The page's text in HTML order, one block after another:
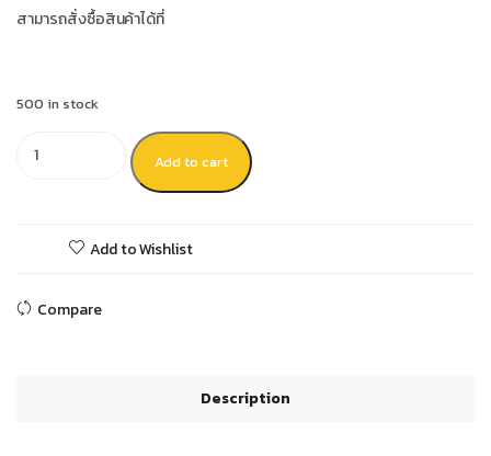
สามารถสั่งซื้อสินค้าได้ที่
500 in stock
Add to cart
Add to Wishlist
Compare
Description